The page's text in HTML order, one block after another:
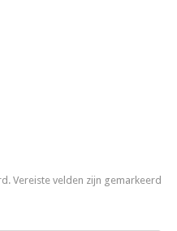
Vereiste velden zijn gemarkeerd